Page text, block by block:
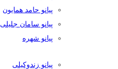
پیانو حامد همایون
پیانو سامان جلیلی
پیانو شهره
پیانو زندوکیلی